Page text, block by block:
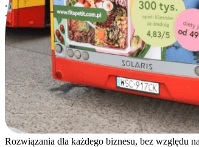
Rozwiązania dla każdego biznesu, bez względu